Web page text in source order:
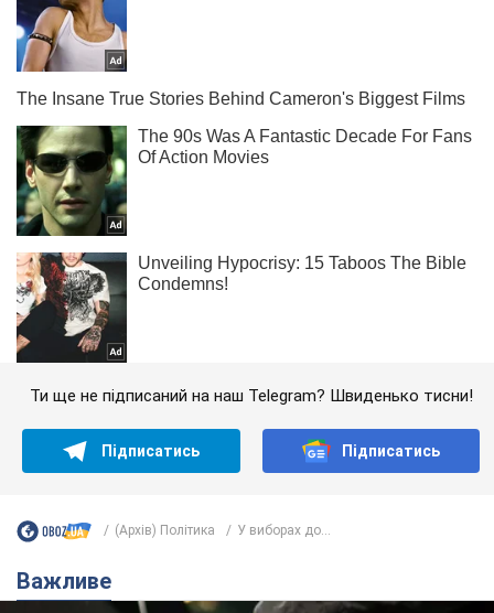
Ти ще не підписаний на наш Telegram? Швиденько тисни!
Підписатись Підписатись
(Архів) Політика У виборах до...
Важливе